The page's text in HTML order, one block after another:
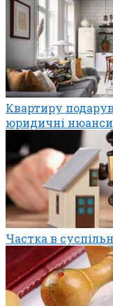
Квартиру
юридичні нюанси
Частка в